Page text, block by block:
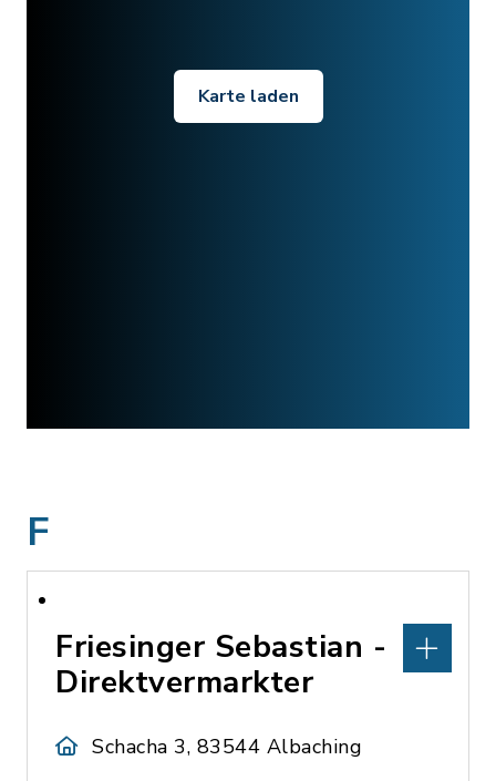
Karte laden
F
Friesinger Sebastian -
Direktvermarkter
Schacha 3, 83544 Albaching